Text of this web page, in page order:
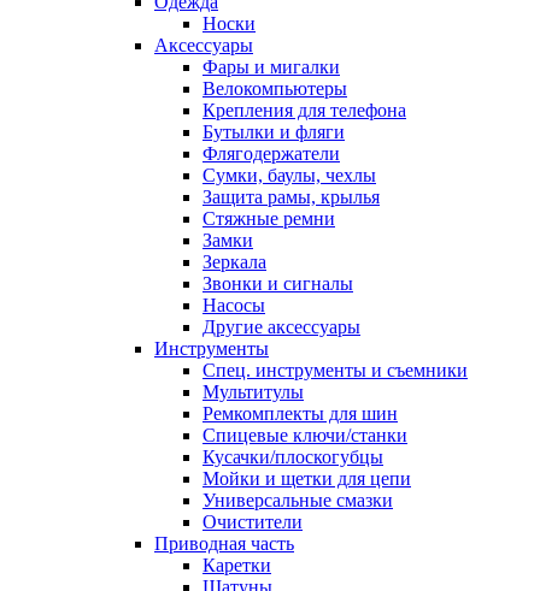
Носки
Аксессуары
Фары и мигалки
Велокомпьютеры
Крепления для телефона
Бутылки и фляги
Флягодержатели
Сумки, баулы, чехлы
Защита рамы, крылья
Стяжные ремни
Замки
Зеркала
Звонки и сигналы
Насосы
Другие аксессуары
Инструменты
Спец. инструменты и съемники
Мультитулы
Ремкомплекты для шин
Спицевые ключи/станки
Кусачки/плоскогубцы
Мойки и щетки для цепи
Универсальные смазки
Очистители
Приводная часть
Каретки
Шатуны